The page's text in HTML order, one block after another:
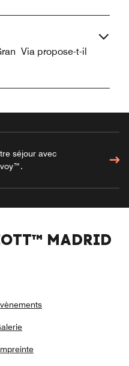
Via propose-t-il
séjour avec
MADRID